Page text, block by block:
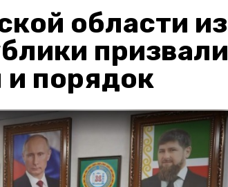
области из
призвали
и порядок